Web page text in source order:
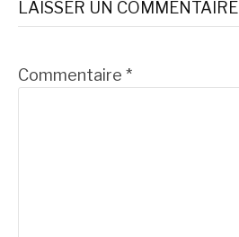
suite
LAISSER UN COMMENTAIRE
Commentaire *